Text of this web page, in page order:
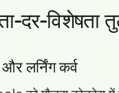
दर-विशेषता
लर्निंग कर्व